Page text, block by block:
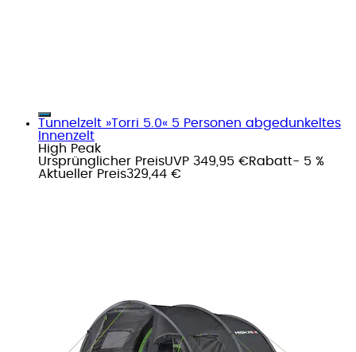
Tunnelzelt »Torri 5.0« 5 Personen abgedunkeltes
Innenzelt
High Peak
Ursprünglicher PreisUVP 349,95 €Rabatt- 5 %
Aktueller Preis329,44 €